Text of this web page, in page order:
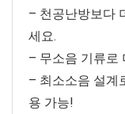
– 천공난방보다
세요.
– 무소음 기류로
– 최소소음 설계
용 가능!